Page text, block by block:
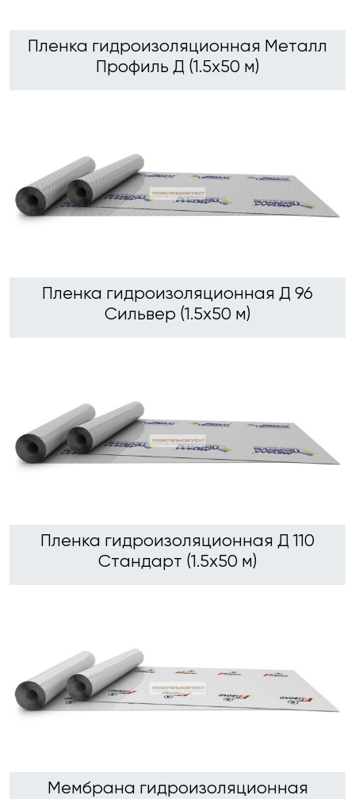
Пленка гидроизоляционная Металл
Профиль Д (1.5х50 м)
Пленка гидроизоляционная Д 96
Сильвер (1.5х50 м)
Пленка гидроизоляционная Д 110
Стандарт (1.5х50 м)
Мембрана гидроизоляционная